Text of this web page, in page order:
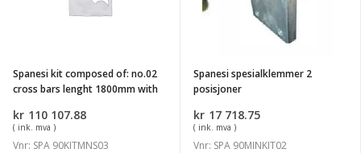
lenght
with
Spanesi kit composed of: no.02
cross bars lenght 1800mm with
kr 110 107.88
( ink. mva )
Vnr: SPA 90KITMNS03
Spanesi spesialklemmer 2
posisjoner
kr 17 718.75
( ink. mva )
Vnr: SPA 90MINKIT02